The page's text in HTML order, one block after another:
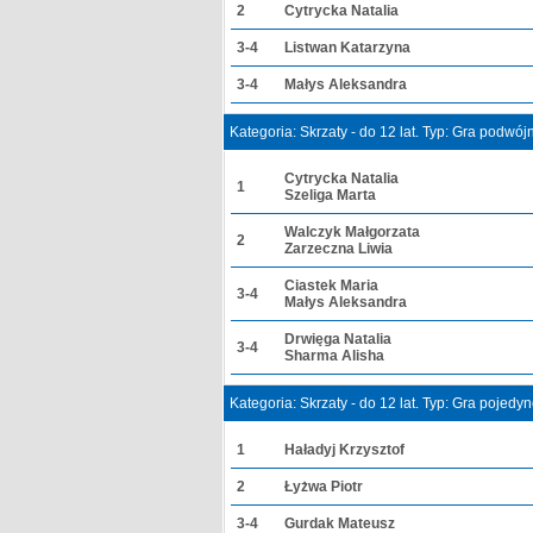
2 Cytrycka Natalia
3-4 Listwan Katarzyna
3-4 Małys Aleksandra
Kategoria: Skrzaty - do 12 lat. Typ: Gra
1
Cytrycka Natalia
Szeliga Marta
2
Walczyk Małgorzata
Zarzeczna Liwia
3-4
Ciastek Maria
Małys Aleksandra
3-4
Drwięga Natalia
Sharma Alisha
Kategoria: Skrzaty - do 12 lat. Typ: Gra
1 Haładyj Krzysztof
2 Łyżwa Piotr
3-4 Gurdak Mateusz